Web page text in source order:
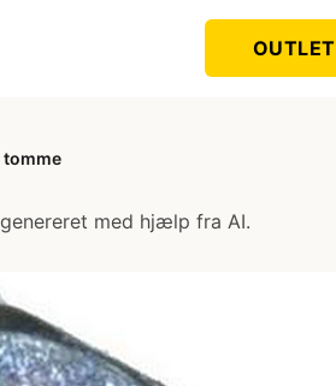
OUTLET
med hjælp fra AI.